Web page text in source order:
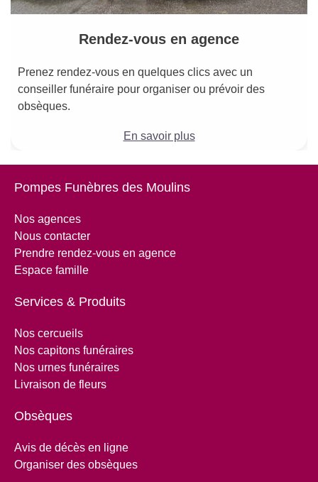
Rendez-vous en agence
Prenez rendez-vous en quelques clics avec un
conseiller funéraire pour organiser ou prévoir des
obsèques.
En savoir plus
Pompes Funèbres des Moulins
Nos agences
Nous contacter
Prendre rendez-vous en agence
Espace famille
Services & Produits
Nos cercueils
Nos capitons funéraires
Nos urnes funéraires
Livraison de fleurs
Obsèques
Avis de décès en ligne
Organiser des obsèques